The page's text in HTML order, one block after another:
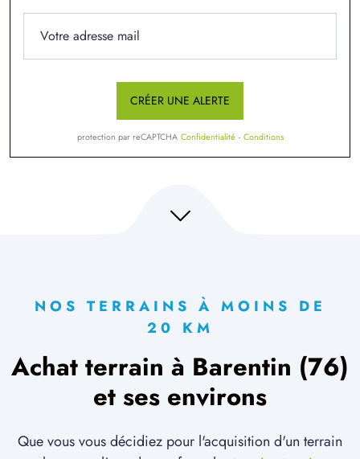
CRÉER UNE ALERTE
protection par reCAPTCHA Confidentialité - Conditions
NOS TERRAINS À MOINS DE
20 KM
Achat terrain à Barentin (76)
et ses environs
Que vous vous décidiez pour l'acquisition d'un terrain